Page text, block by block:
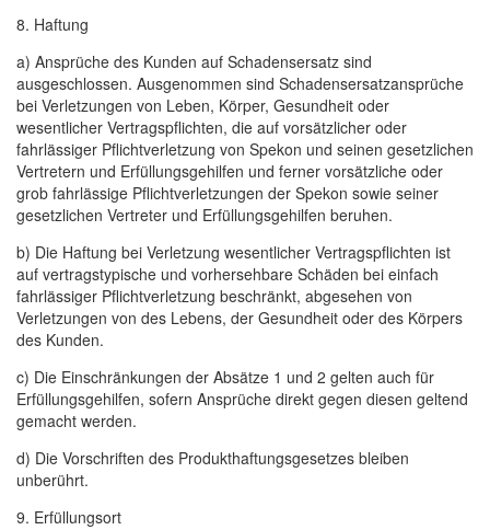
8. Haftung
a) Ansprüche des Kunden auf Schadensersatz sind
ausgeschlossen. Ausgenommen sind Schadensersatzansprüche
bei Verletzungen von Leben, Körper, Gesundheit oder
wesentlicher Vertragspflichten, die auf vorsätzlicher oder
fahrlässiger Pflichtverletzung von Spekon und seinen gesetzlichen
Vertretern und Erfüllungsgehilfen und ferner vorsätzliche oder
grob fahrlässige Pflichtverletzungen der Spekon sowie seiner
gesetzlichen Vertreter und Erfüllungsgehilfen beruhen.
b) Die Haftung bei Verletzung wesentlicher Vertragspflichten ist
auf vertragstypische und vorhersehbare Schäden bei einfach
fahrlässiger Pflichtverletzung beschränkt, abgesehen von
Verletzungen von des Lebens, der Gesundheit oder des Körpers
des Kunden.
c) Die Einschränkungen der Absätze 1 und 2 gelten auch für
Erfüllungsgehilfen, sofern Ansprüche direkt gegen diesen geltend
gemacht werden.
d) Die Vorschriften des Produkthaftungsgesetzes bleiben
unberührt.
9. Erfüllungsort